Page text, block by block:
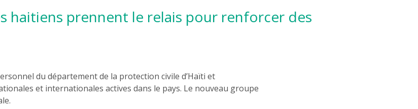
haitiens prennent le relais pour renforcer des
du département de la protection civile d’Haïti et
et internationales actives dans le pays. Le nouveau groupe